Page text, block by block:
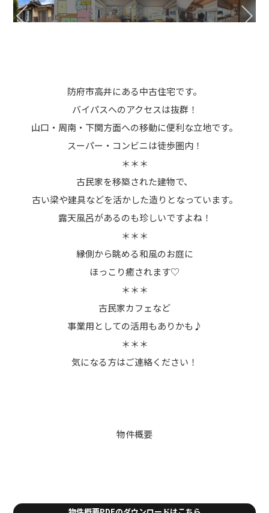
防府市高井にある中古住宅です。
バイパスへのアクセスは抜群！
山口・周南・下関方面への移動に便利な立地です。
スーパー・コンビニは徒歩圏内！
＊＊＊
古民家を移築された建物で、
古い梁や建具などを活かした造りとなっています。
露天風呂があるのも珍しいですよね！
＊＊＊
縁側から眺める和風のお庭に
ほっこり癒されます♡
＊＊＊
古民家カフェなど
事業用としての活用もありかも♪
＊＊＊
気になる方はご連絡ください！
物件概要